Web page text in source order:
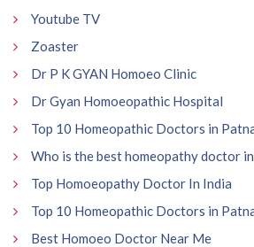
Youtube TV
Zoaster
Dr P K GYAN Homoeo Clinic
Dr Gyan Homoeopathic Hospital
Top 10 Homeopathic Doctors in
Who is the best homeopathy doctor
Top Homoeopathy Doctor In India
Top 10 Homeopathic Doctors in
Best Homoeo Doctor Near Me